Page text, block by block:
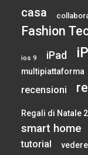
casa
Fashion
ios 9 iPad
multipiattaforma
recensioni
Regali di Natale
smart home
tutorial